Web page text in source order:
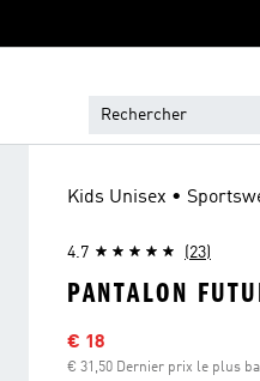
Kids Unisex •
4.7 (23)
PANTALON
Sale price
€ 18
€ 31,50 Dernier prix le plus